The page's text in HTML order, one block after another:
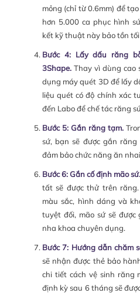
mỏng (chỉ từ 0.6mm) để
hơn 5.000 ca phục hình
kết kỹ thuật này bảo tồn
Bước 4: Lấy dấu răng
3Shape.Thay vì dùng cao
dụng máy quét 3D để lấy
liệu quét có độ chính xác
đến Labo để chế tác răng
Bước 5: Gắn răng tạm.
sứ, bạn sẽ được gắn
đảm bảo chức năng ăn
Bước 6: Gắn cố định mão sứ.
tất sẽ được thử trên
màu sắc, hình dáng và
tuyệt đối, mão sứ sẽ
nha khoa chuyên dụng.
Bước 7: Hướng dẫn chăm
sẽ nhận được thẻ bảo
chi tiết cách vệ sinh răng
định kỳ sau 6 tháng sẽ